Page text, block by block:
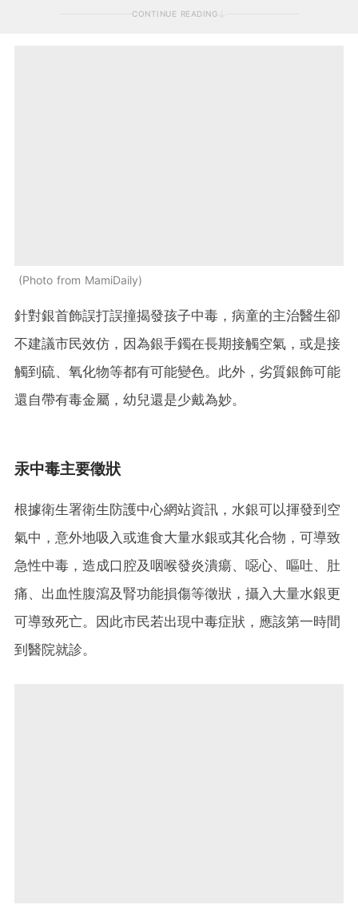
CONTINUE READING
Photo from MamiDaily
針對銀首飾誤打誤撞揭發孩子中毒，病童的主治醫生卻
不建議市民效仿，因為銀手鐲在長期接觸空氣，或是接
觸到硫、氧化物等都有可能變色。此外，劣質銀飾可能
還自帶有毒金屬，幼兒還是少戴為妙。
汞中毒主要徵狀
根據衛生署衛生防護中心網站資訊，水銀可以揮發到空
氣中，意外地吸入或進食大量水銀或其化合物，可導致
急性中毒，造成口腔及咽喉發炎潰瘍、噁心、嘔吐、肚
痛、出血性腹瀉及腎功能損傷等徵狀，攝入大量水銀更
可導致死亡。因此市民若出現中毒症狀，應該第一時間
到醫院就診。